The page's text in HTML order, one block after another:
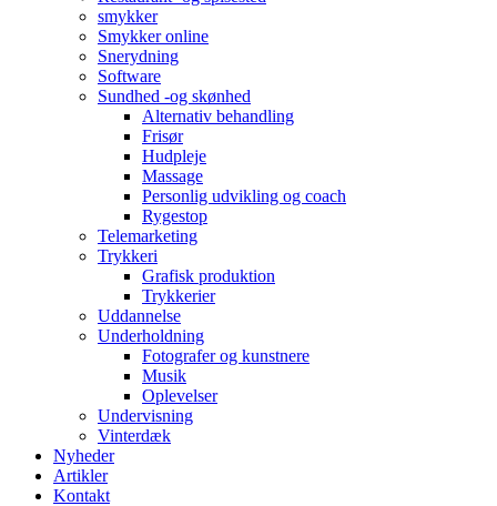
smykker
Smykker online
Snerydning
Software
Sundhed -og skønhed
Alternativ behandling
Frisør
Hudpleje
Massage
Personlig udvikling og coach
Rygestop
Telemarketing
Trykkeri
Grafisk produktion
Trykkerier
Uddannelse
Underholdning
Fotografer og kunstnere
Musik
Oplevelser
Undervisning
Vinterdæk
Nyheder
Artikler
Kontakt